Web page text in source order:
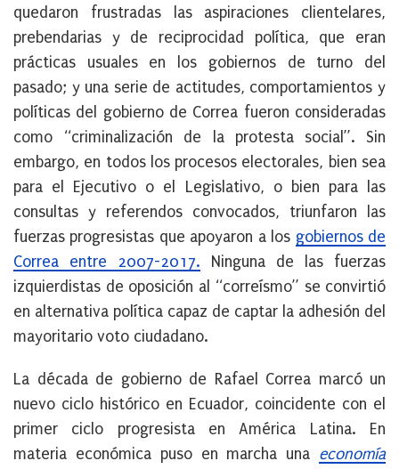
quedaron frustradas las aspiraciones clientelares,
prebendarias y de reciprocidad política, que eran
prácticas usuales en los gobiernos de turno del
pasado; y una serie de actitudes, comportamientos y
políticas del gobierno de Correa fueron consideradas
como “criminalización de la protesta social”. Sin
embargo, en todos los procesos electorales, bien sea
para el Ejecutivo o el Legislativo, o bien para las
consultas y referendos convocados, triunfaron las
fuerzas progresistas que apoyaron a los gobiernos de
Correa entre 2007-2017. Ninguna de las fuerzas
izquierdistas de oposición al “correísmo” se convirtió
en alternativa política capaz de captar la adhesión del
mayoritario voto ciudadano.
La década de gobierno de Rafael Correa marcó un
nuevo ciclo histórico en Ecuador, coincidente con el
primer ciclo progresista en América Latina. En
materia económica puso en marcha una economía